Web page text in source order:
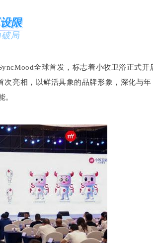
限
局
全球首发，标志着小牧卫浴正式开
次亮相，以鲜活具象的品牌形象，深化与年
。